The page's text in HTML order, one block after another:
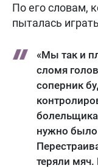
По его словам,
пыталась
«Мы так и
сломя
соперник
нужно
теряли